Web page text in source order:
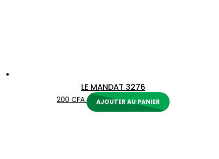
LE MANDAT 3276
200 CFA AJOUTER AU PANIER